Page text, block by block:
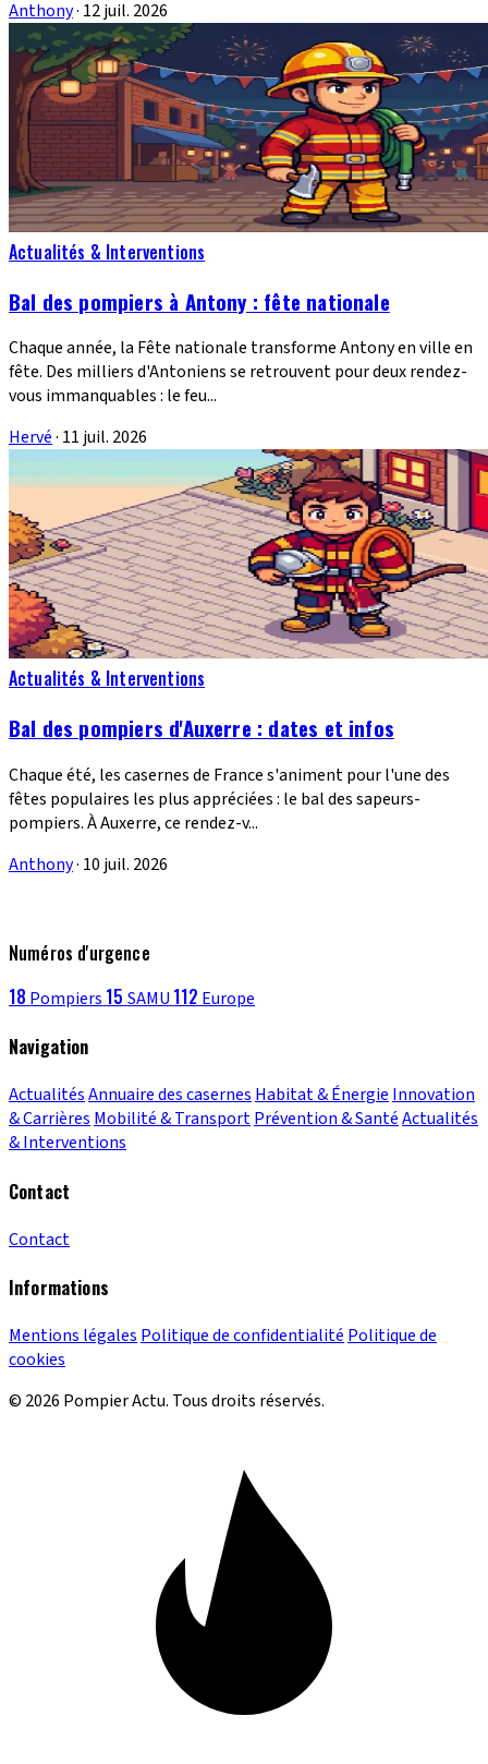
Anthony· 12 juil. 2026
Actualités & Interventions
Bal des pompiers à Antony : fête nationale
Chaque année, la Fête nationale transforme Antony en ville en
fête. Des milliers d'Antoniens se retrouvent pour deux rendez-
vous immanquables : le feu...
Hervé· 11 juil. 2026
Actualités & Interventions
Bal des pompiers d'Auxerre : dates et infos
Chaque été, les casernes de France s'animent pour l'une des
fêtes populaires les plus appréciées : le bal des sapeurs-
pompiers. À Auxerre, ce rendez-v...
Anthony· 10 juil. 2026
Numéros d'urgence
18 Pompiers 15 SAMU 112 Europe
Navigation
ActualitésAnnuaire des casernes Habitat & Énergie Innovation
& Carrières Mobilité & TransportPrévention & SantéActualités
& Interventions
Contact
Contact
Informations
Mentions légalesPolitique de confidentialitéPolitique de
cookies
© 2026 Pompier Actu. Tous droits réservés.